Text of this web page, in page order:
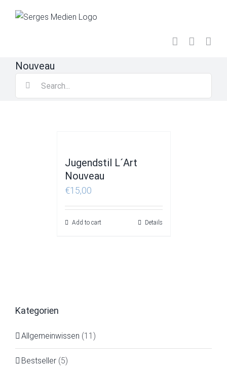
Nouveau
for:
Jugendstil L´Art
Nouveau
€15,00
Add to cart Details
Kategorien
Allgemeinwissen (11)
Bestseller (5)